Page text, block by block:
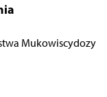
Mukowiscydozy